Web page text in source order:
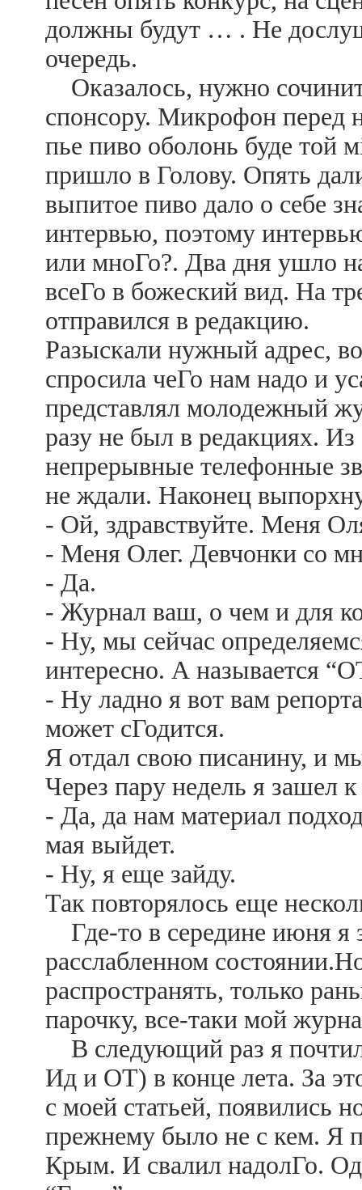
должны будут … . Не
очередь.
Оказалось, нужно
спонсору. Микрофон перед
пье пиво оболонь буде той
пришло в Голову. Опять
выпитое пиво дало о себе
интервью, поэтому
или мноГо?. Два дня ушло
всеГо в божеский вид. На
отправился в редакцию.
Разыскали нужный адрес,
спросила чеГо нам надо и
представлял молодежный
разу не был в редакциях.
непрерывные телефонные
не ждали. Наконец
- Ой, здравствуйте. Меня
- Меня Олег. Девчонки со
- Да.
- Журнал ваш, о чем и для
- Ну, мы сейчас
интересно. А называется
- Ну ладно я вот вам
может сГодится.
Я отдал свою писанину, и
Через пару недель я зашел
- Да, да нам материал
мая выйдет.
- Ну, я еще зайду.
Так повторялось еще
Где-то в середине июня я
расслабленном
распространять, только
парочку, все-таки мой
В следующий раз я
Ид и ОТ) в конце лета. За
с моей статьей, появились
прежнему было не с кем. Я
Крым. И свалил надолГо.